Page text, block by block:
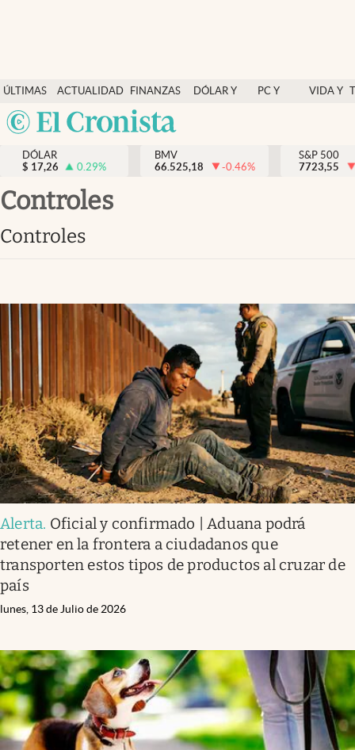
ÚLTIMAS
NOTICIAS
ACTUALIDAD
FINANZAS
Y
ECONOMÍA
DÓLAR Y
PC Y
VIDA Y
México
Actualidad
Finanzas y economía
Dólar y mercados
Opinión
Brand Strategy
Vida y estilo
Tv
Clima
Espiritualidad
Mediakit
abre en nueva pestaña
México
DÓLAR
$ 17,26 0.29%
BMV
66.525,18
-0.46%
S&P 500
7723,55
controles
controles
Alerta. Oficial y confirmado | Aduana podrá
retener en la frontera a ciudadanos que
transporten estos tipos de productos al cruzar de
país
lunes, 13 de Julio de 2026